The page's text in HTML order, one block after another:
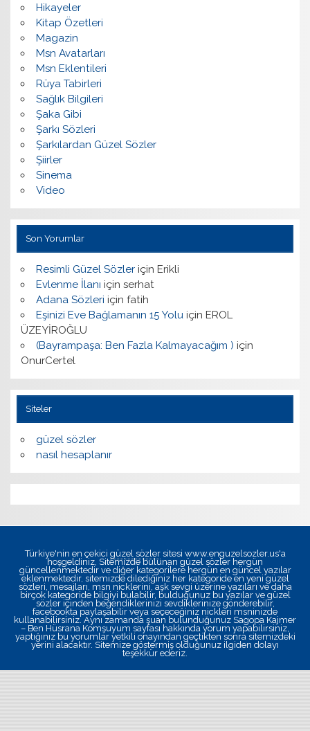
Hikayeler
Kitap Özetleri
Magazin
Msn Avatarları
Msn Eklentileri
Rüya Tabirleri
Sağlık Bilgileri
Şaka Gibi
Şarkı Sözleri
Şarkılardan Güzel Sözler
Şiirler
Sinema
Video
Son Yorumlar
Resimli Güzel Sözleriçin Erikli
Evlenme İlanı için serhat
Adana Sözleri için fatih
Eşinizi Eve Bağlamanın 15 Yoluiçin EROL
ÜZEYİROĞLU
(Bayrampaşa: Ben Fazla Kalmayacağım ) için
OnurCertel
Siteler
güzel sözler
nasıl hesaplanır
Türkiye'nin en çekici güzel sözlersitesi www.enguzelsozler.us'a
hoşgeldiniz, Sitemizde bulunan güzel sözler hergün
güncellenmektedir ve diğer kategorilere hergün en güncel yazılar
eklenmektedir, sitemizde dilediğiniz her kategoride en yeni güzel
sözleri, mesajları, msn nicklerini, aşk sevgi üzerine yazıları ve daha
birçok kategoride bilgiyi bulabilir, bulduğunuz bu yazılar ve güzel
sözler içinden beğendiklerinizi sevdiklerinize gönderebilir,
facebookta paylaşabilir veya seçeceğiniz nickleri msninizde
kullanabilirsiniz. Aynı zamanda şuan bulunduğunuz Sagopa Kajmer
– Ben Hüsrana Komşuyum sayfası hakkında yorum yapabilirsiniz,
yaptığınız bu yorumlar yetkili onayından geçtikten sonra sitemizdeki
yerini alacaktır. Sitemize göstermiş olduğunuz ilgiden dolayı
teşekkür ederiz.